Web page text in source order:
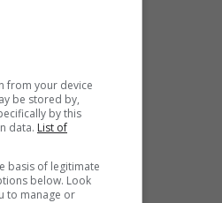
from your device
be stored by,
by this
data. List of
basis of legitimate
below. Look
to manage or